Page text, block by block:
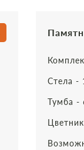
Стела -
Тумба -